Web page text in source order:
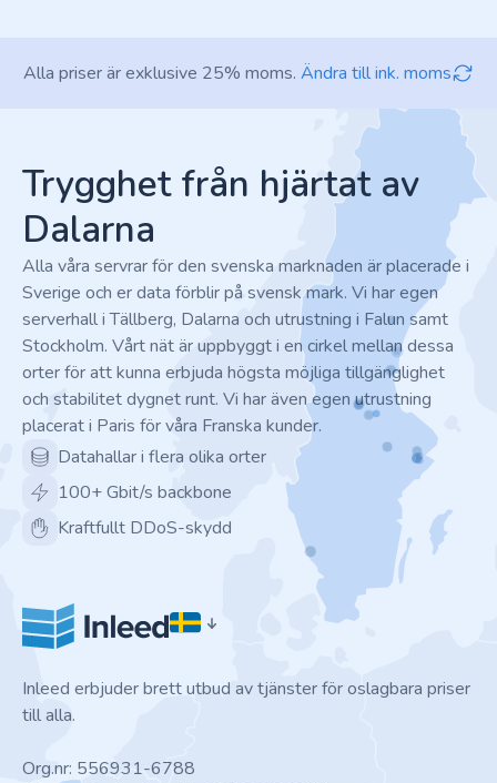
Alla priser är exklusive 25% moms. Ändra till ink. moms
Trygghet från hjärtat av
Dalarna
Alla våra servrar för den svenska marknaden är placerade i
Sverige och er data förblir på svensk mark. Vi har egen
serverhall i Tällberg, Dalarna och utrustning i Falun samt
Stockholm. Vårt nät är uppbyggt i en cirkel mellan dessa
orter för att kunna erbjuda högsta möjliga tillgänglighet
och stabilitet dygnet runt. Vi har även egen utrustning
placerat i Paris för våra Franska kunder.
Datahallar i flera olika orter
100+ Gbit/s backbone
Kraftfullt DDoS-skydd
Inleed erbjuder brett utbud av tjänster för oslagbara priser
till alla.
Org.nr: 556931-6788